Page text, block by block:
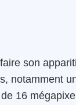
son
notamment
16